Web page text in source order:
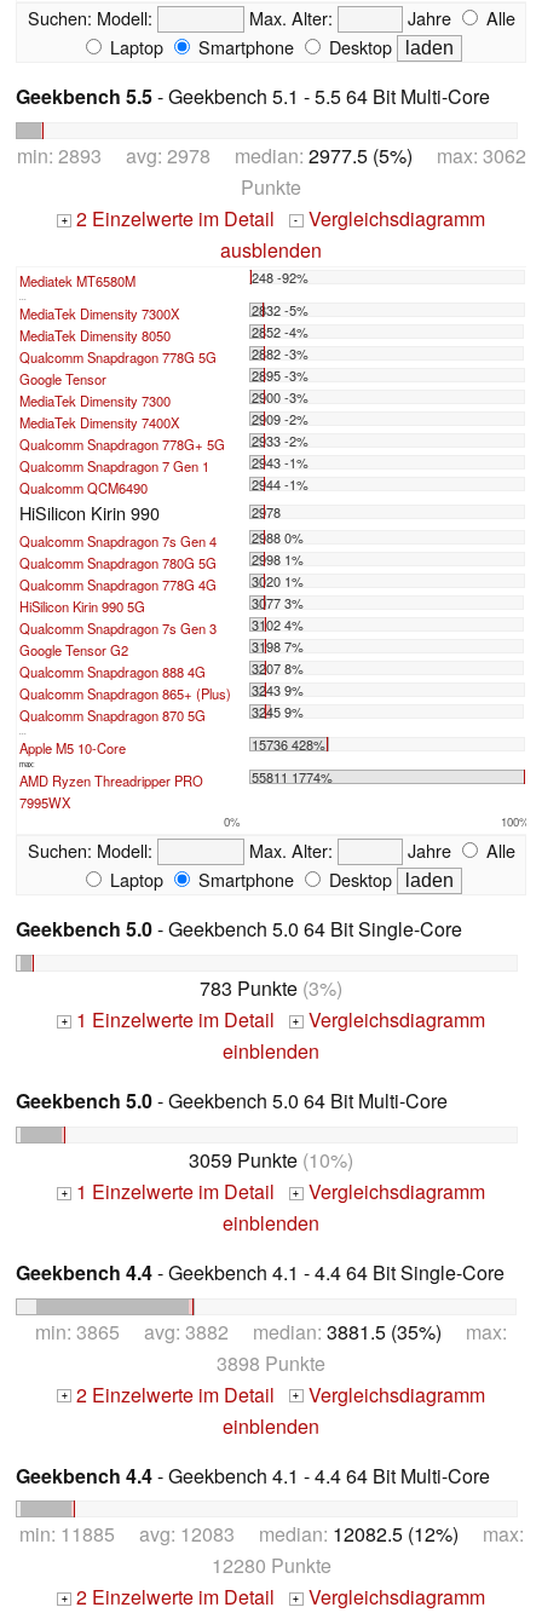
Suchen: Modell: Max. Alter: Jahre
Alle
Laptop
Smartphone Desktop
Geekbench 5.5- Geekbench 5.1 - 5.5 64 Bit Multi-Core
min: 2893 avg: 2978 median: 2977.5 (5%) max: 3062
Punkte
+ 2 Einzelwerte im Detail - Vergleichsdiagramm
ausblenden
Mediatek MT6580M 248 -92%
...
MediaTek Dimensity 7300X
2832 -5%
MediaTek Dimensity 8050
2852 -4%
Qualcomm Snapdragon 778G 5G
2882 -3%
Google Tensor
2895 -3%
MediaTek Dimensity 7300
2900 -3%
MediaTek Dimensity 7400X
2909 -2%
Qualcomm Snapdragon 778G+ 5G
2933 -2%
Qualcomm Snapdragon 7 Gen 1
2943 -1%
Qualcomm QCM6490
2944 -1%
HiSilicon Kirin 990
2978
Qualcomm Snapdragon 7s Gen 4
2988 0%
Qualcomm Snapdragon 780G 5G
2998 1%
Qualcomm Snapdragon 778G 4G
3020 1%
HiSilicon Kirin 990 5G
3077 3%
Qualcomm Snapdragon 7s Gen 3
3102 4%
Google Tensor G2
3198 7%
Qualcomm Snapdragon 888 4G
3207 8%
Qualcomm Snapdragon 865+ (Plus)
3243 9%
Qualcomm Snapdragon 870 5G
3245 9%
...
Apple M5 10-Core 15736 428%
max:
AMD Ryzen Threadripper PRO
7995WX
55811 1774%
0% 100%
Suchen: Modell: Max. Alter: Jahre
Alle
Laptop
Smartphone Desktop
Geekbench 5.0- Geekbench 5.0 64 Bit Single-Core
783 Punkte (3%)
+ 1 Einzelwerte im Detail + Vergleichsdiagramm
einblenden
Geekbench 5.0- Geekbench 5.0 64 Bit Multi-Core
3059 Punkte (10%)
+ 1 Einzelwerte im Detail + Vergleichsdiagramm
einblenden
Geekbench 4.4- Geekbench 4.1 - 4.4 64 Bit Single-Core
min: 3865 avg: 3882 median: 3881.5 (35%) max:
3898 Punkte
+ 2 Einzelwerte im Detail + Vergleichsdiagramm
einblenden
Geekbench 4.4- Geekbench 4.1 - 4.4 64 Bit Multi-Core
min: 11885 avg: 12083 median: 12082.5 (12%) max:
12280 Punkte
+ 2 Einzelwerte im Detail + Vergleichsdiagramm